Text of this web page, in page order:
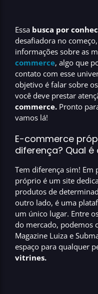
Essa busca por
desafiadora no
informações sobre as
commerce, algo que
contato com esse
objetivo é falar sobre os
você deve prestar
commerce. Pronto
vamos lá!
E-commerce
diferença? Qual é
Tem diferença sim! Em
próprio é um site
produtos de
outro lado, é uma
um único lugar. Entre
do mercado, podemos
Magazine Luiza e
espaço para qualquer
vitrines.